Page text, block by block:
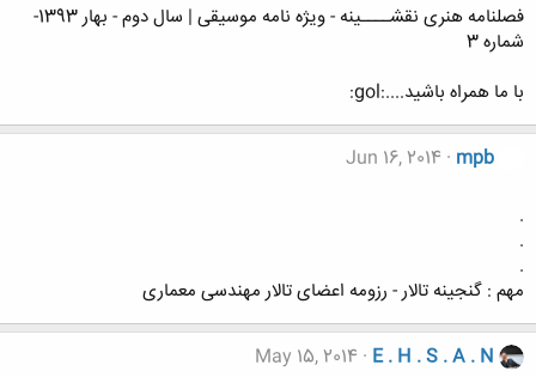
فصلنامه هنری نقشــــینه - ویژه نامه موسیقی | سال دوم - بهار 1393-
شماره 3
با ما همراه باشید....:gol:
mpb
Jun 16, 2014
.
.
.
مهم : گنجینه تالار - رزومه اعضای تالار مهندسی معماری
E . H . S . A . N
May 15, 2014